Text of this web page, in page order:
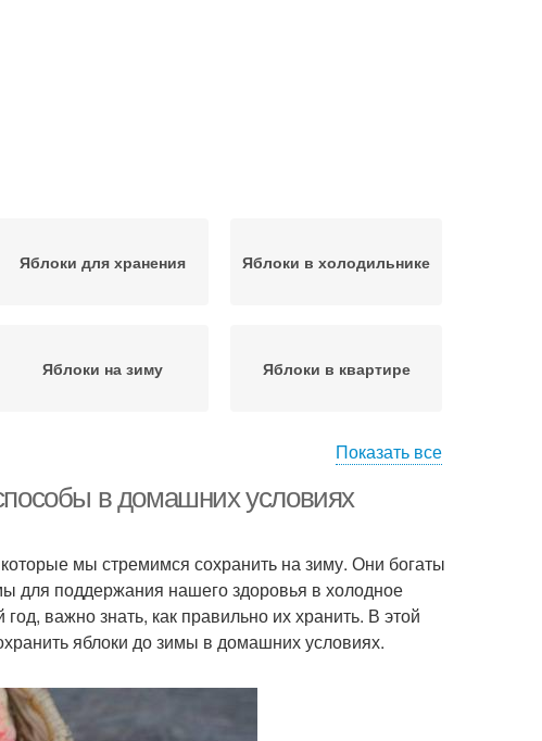
Яблоки для хранения Яблоки в холодильнике
Яблоки на зиму Яблоки в квартире
Показать все
в домашних условиях
мы стремимся сохранить на зиму. Они богаты
для поддержания нашего здоровья в холодное
важно знать, как правильно их хранить. В этой
яблоки до зимы в домашних условиях.